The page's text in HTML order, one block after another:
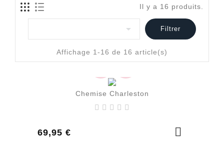
Il y a 16 produits.
 Filtrer
Affichage 1-16 de 16 article(s)
Chemise Charleston
69,95 €
Prix